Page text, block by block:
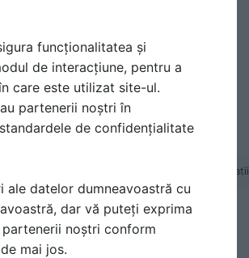
1 - 10 din 87 de documentatii
funcționalitatea și
de interacțiune, pentru a
care este utilizat site-ul.
partenerii noștri în
de confidențialitate
ale datelor dumneavoastră cu
dar vă puteți exprima
noștri conform
mai jos.